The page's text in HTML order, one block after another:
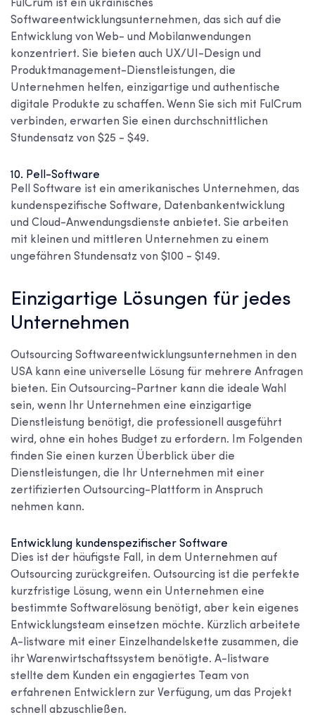
FulCrum ist ein ukrainisches
Softwareentwicklungsunternehmen, das sich auf die
Entwicklung von Web- und Mobilanwendungen
konzentriert. Sie bieten auch UX/UI-Design und
Produktmanagement-Dienstleistungen, die
Unternehmen helfen, einzigartige und authentische
digitale Produkte zu schaffen. Wenn Sie sich mit FulCrum
verbinden, erwarten Sie einen durchschnittlichen
Stundensatz von $25 - $49.
10. Pell-Software
Pell Software ist ein amerikanisches Unternehmen, das
kundenspezifische Software, Datenbankentwicklung
und Cloud-Anwendungsdienste anbietet. Sie arbeiten
mit kleinen und mittleren Unternehmen zu einem
ungefähren Stundensatz von $100 - $149.
Einzigartige Lösungen für jedes
Unternehmen
Outsourcing Softwareentwicklungsunternehmen in den
USA kann eine universelle Lösung für mehrere Anfragen
bieten. Ein Outsourcing-Partner kann die ideale Wahl
sein, wenn Ihr Unternehmen eine einzigartige
Dienstleistung benötigt, die professionell ausgeführt
wird, ohne ein hohes Budget zu erfordern. Im Folgenden
finden Sie einen kurzen Überblick über die
Dienstleistungen, die Ihr Unternehmen mit einer
zertifizierten Outsourcing-Plattform in Anspruch
nehmen kann.
Entwicklung kundenspezifischer Software
Dies ist der häufigste Fall, in dem Unternehmen auf
Outsourcing zurückgreifen. Outsourcing ist die perfekte
kurzfristige Lösung, wenn ein Unternehmen eine
bestimmte Softwarelösung benötigt, aber kein eigenes
Entwicklungsteam einsetzen möchte. Kürzlich arbeitete
A-listware mit einer Einzelhandelskette zusammen, die
ihr Warenwirtschaftssystem benötigte. A-listware
stellte dem Kunden ein engagiertes Team von
erfahrenen Entwicklern zur Verfügung, um das Projekt
schnell abzuschließen.